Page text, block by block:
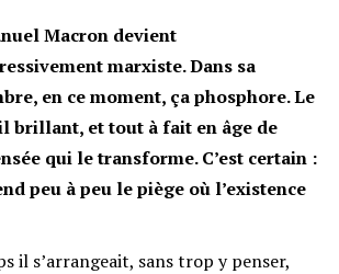
Macron devient
marxiste. Dans sa
en ce moment, ça phosphore. Le
brillant, et tout à fait en âge de
qui le transforme. C’est certain :
peu à peu le piège où l’existence
il s’arrangeait, sans trop y penser,